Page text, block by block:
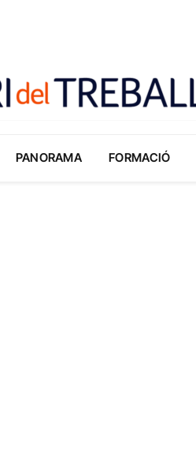
PANORAMA FORMACIÓ